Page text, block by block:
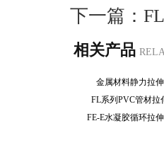
下一篇：
相关产品
金属材料静力拉
FL系列PVC管材
FE-E水凝胶循环拉